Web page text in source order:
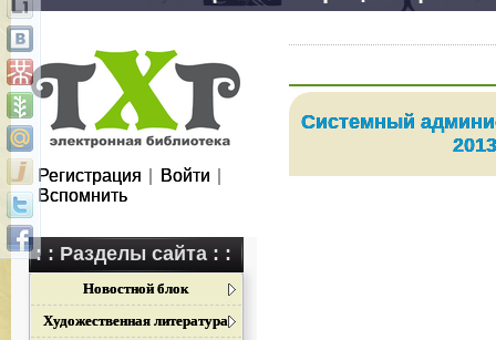
Регистрация Войти
Вспомнить
: : Разделы сайта : :
Новостной блок
Художественная литература
Системный